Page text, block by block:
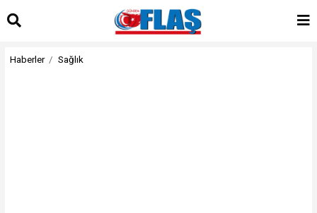
Haberler Sağlık